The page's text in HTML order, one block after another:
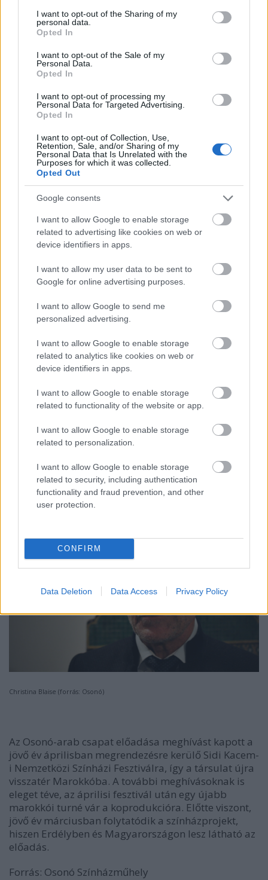
not limited to your visit or usage behaviour. You may click to
grant or deny consent to Google and its third-party tags to
use your data for below specified purposes in below Google
consent section.
I want to opt-out of the Sharing of my
personal data.
Opted In
I want to opt-out of the Sale of my
Personal Data.
Opted In
I want to opt-out of processing my
Personal Data for Targeted Advertising.
Opted In
I want to opt-out of Collection, Use,
Retention, Sale, and/or Sharing of my
Personal Data that Is Unrelated with the
Purposes for which it was collected.
Opted Out
Google consents
I want to allow Google to enable storage
related to advertising like cookies on web or
device identifiers in apps.
I want to allow my user data to be sent to
Google for online advertising purposes.
I want to allow Google to send me
personalized advertising.
I want to allow Google to enable storage
related to analytics like cookies on web or
device identifiers in apps.
I want to allow Google to enable storage
related to functionality of the website or app.
I want to allow Google to enable storage
related to personalization.
I want to allow Google to enable storage
related to security, including authentication
functionality and fraud prevention, and other
user protection.
CONFIRM
Data Deletion Data Access Privacy Policy
Aggaoui Abdelouahab (forrás: Osonó)
A nyáron bemutatottmasc@face.nowcímű előadás
az Osonóra jellemző színházi kulcsban készült el, és
a két, egymástól távol eső kultúra találkozására,
valamint az adott országok legjellemzőbb
társadalmi kérdéseire épült. A jelenről beszélve,
olyan kérdéseket fogalmaz meg a koprodukció,
amelyek nemcsak Marokkóban, hanem
Romániában, de akár Európában is aktuálisak. Ezt
felajánló kenitrai Francia Intézet igazgatója,
Christian Blaiseis: „Az előadást, amit láttam, több
okból is érdekesnek találom. Egyrészt mert nagyon
társadalmi kérdések, amelyek rákérdeznek a Földön
való létezésünk hogyanjára (…) Ez egy nagyon
intelligens előadás, a koncepció miatt, a tárgyak
szimbolikája miatt, a rendezése miatt, amely nagyon
egyszerű, de hatásos, és persze a csapat miatt is,
amely egységes. (…) Úgy gondolom, hogy egy
alkotásnak akkor vannak igazi mélységei, ha az
alkotás során kulturális tapasztalatcsere és alkotói
nézőpontváltás történik.”
Christina Blaise (forrás: Osonó)
Az Osonó-arab csapat előadása meghívást kapott a
jövő év áprilisban megrendezésre kerülő Sidi Kacem-
i Nemzetközi Színházi Fesztiválra, így a társulat újra
visszatér Marokkóba. A további meghívásoknak is
eleget téve, az áprilisi fesztivál után egy újabb
marokkói turné vár a koprodukcióra. Előtte viszont,
jövő év márciusban folytatódik a színházprojekt,
hiszen Erdélyben és Magyarországon lesz látható az
előadás.
Forrás: Osonó Színházműhely